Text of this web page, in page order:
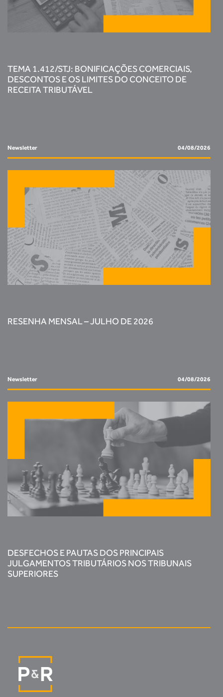
TEMA 1.412/STJ: BONIFICAÇÕES COMERCIAIS,
DESCONTOS E OS LIMITES DO CONCEITO DE
RECEITA TRIBUTÁVEL
Newsletter 04/08/2026
RESENHA MENSAL – JULHO DE 2026
Newsletter 04/08/2026
DESFECHOS E PAUTAS DOS PRINCIPAIS
JULGAMENTOS TRIBUTÁRIOS NOS TRIBUNAIS
SUPERIORES